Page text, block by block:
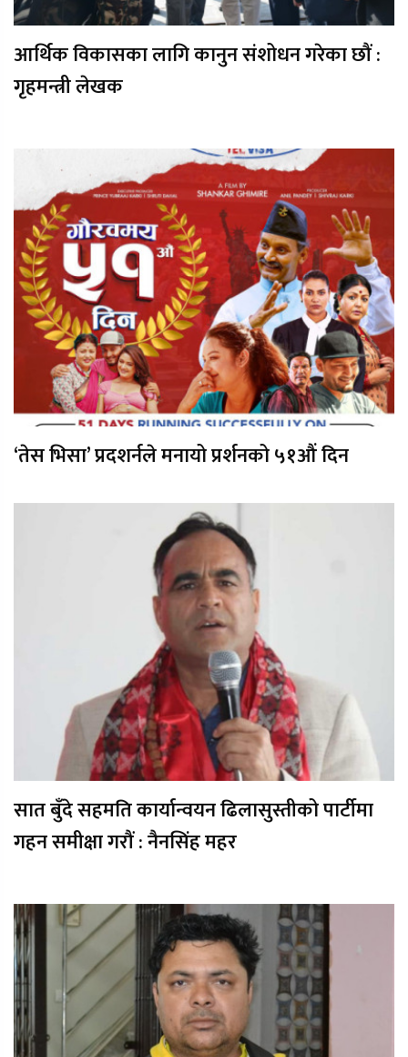
आर्थिक विकासका लागि कानुन संशोधन गरेका छौं :
गृहमन्त्री लेखक
‘तेस भिसा’ प्रदशर्नले मनायो प्रर्शनको ५१औं दिन
सात बुँदे सहमति कार्यान्वयन ढिलासुस्तीको पार्टीमा
गहन समीक्षा गरौं : नैनसिंह महर